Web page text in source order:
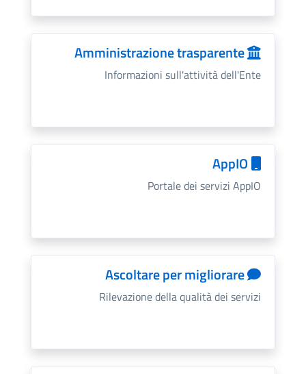
Amministrazione trasparente
Informazioni sull'attività dell'Ente
Portale dei servizi AppIO
Ascoltare per migliorare
Rilevazione della qualità dei servizi